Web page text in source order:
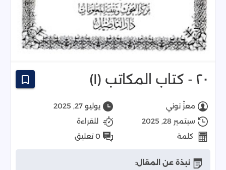
٢٠ - كتاب المكاتب (١)
معزّ نوني
يوليو 27, 2025
سبتمبر 28, 2025
للقراءة
كلمة
0 تعليق
نبذة عن المقال: